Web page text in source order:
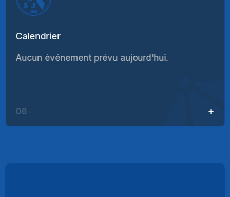
Calendrier
Aucun événement prévu aujourd'hui.
06